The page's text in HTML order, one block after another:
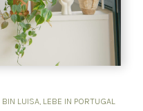
LUISA, LEBE IN PORTUGAL